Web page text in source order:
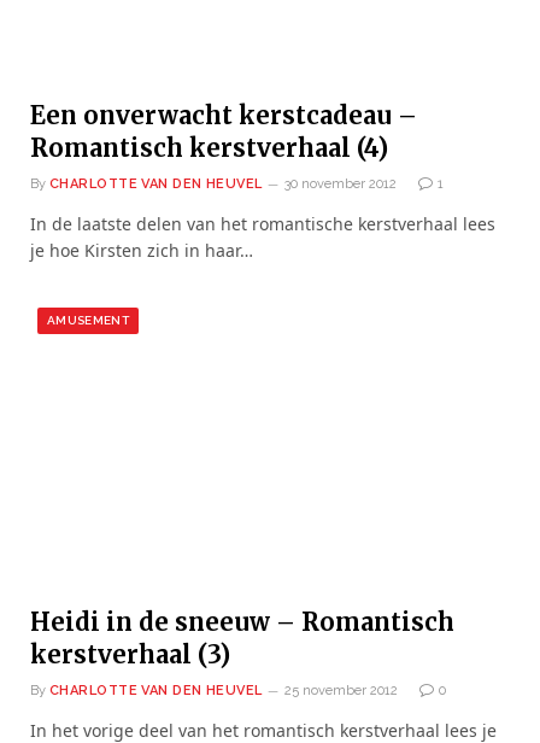
Een onverwacht kerstcadeau –
Romantisch kerstverhaal (4)
By CHARLOTTE VAN DEN HEUVEL 30 november 2012 1
In de laatste delen van het romantische kerstverhaal lees
je hoe Kirsten zich in haar…
AMUSEMENT
Heidi in de sneeuw – Romantisch
kerstverhaal (3)
By CHARLOTTE VAN DEN HEUVEL 25 november 2012 0
In het vorige deel van het romantisch kerstverhaal lees je